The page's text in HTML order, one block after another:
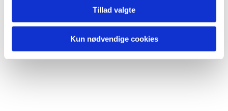
Tillad valgte
Kun nødvendige cookies